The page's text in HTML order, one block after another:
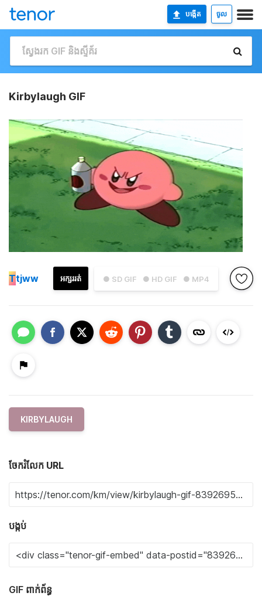
បង្កើត ចូល
Kirbylaugh GIF
● SD GIF ● HD GIF ● MP4
អក្សររត់
Ttjww
KIRBYLAUGH
ចែករំលែក URL
បង្កប់
GIF ពាក់ព័ន្ធ